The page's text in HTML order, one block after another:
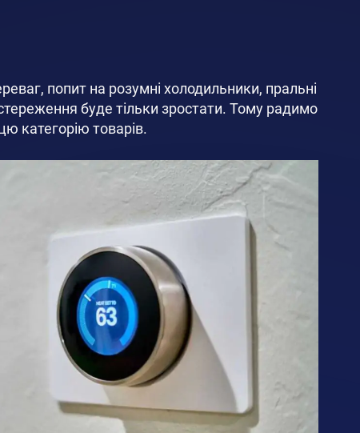
попит на розумні холодильники, пральні
буде тільки зростати. Тому радимо
категорію товарів.